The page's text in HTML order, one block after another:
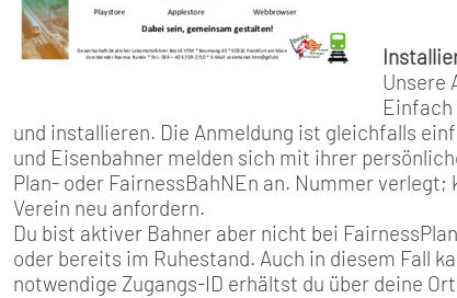
Unsere
Einfach
und installieren. Die Anmeldung ist gleichfalls
und Eisenbahner melden sich mit ihrer
Plan- oder FairnessBahNEn an. Nummer
Verein neu anfordern.
Du bist aktiver Bahner aber nicht bei
oder bereits im Ruhestand. Auch in diesem Fall
notwendige Zugangs-ID erhältst du über deine